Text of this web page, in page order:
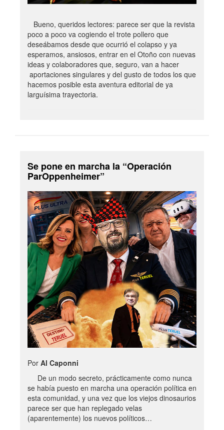
Bueno, queridos lectores: parece ser que la revista
poco a poco va cogiendo el trote pollero que
deseábamos desde que ocurrió el colapso y ya
esperamos, ansiosos, entrar en el Otoño con nuevas
ideas y colaboradores que, seguro, van a hacer
aportaciones singulares y del gusto de todos los que
hacemos posible esta aventura editorial de ya
larguísima trayectoria.
Se pone en marcha la “Operación
ParOppenheimer”
Por Al Caponni
De un modo secreto, prácticamente como nunca
se había puesto en marcha una operación política en
esta comunidad, y una vez que los viejos dinosaurios
parece ser que han replegado velas
(aparentemente) los nuevos políticos…